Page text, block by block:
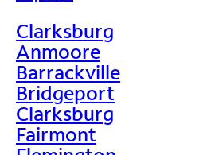
Clarksburg
Anmoore
Barrackville
Bridgeport
Clarksburg
Fairmont